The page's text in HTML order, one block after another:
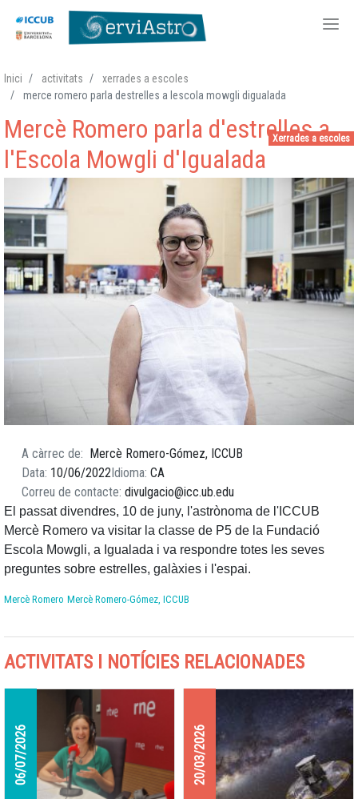
al
Inici activitats
xerrades a escoles
merce romero parla destrelles a lescola mowgli digualada
Xerrades a escoles
Mercè Romero parla d'estrelles a
l'Escola Mowgli d'Igualada
A càrrec de
Mercè Romero-Gómez, ICCUB
Data 10/06/2022 Idioma CA
Correu de contacte divulgacio@icc.ub.edu
El passat divendres, 10 de juny, l'astrònoma de l'ICCUB
Mercè Romero va visitar la classe de P5 de la Fundació
Escola Mowgli, a Igualada i va respondre totes les seves
preguntes sobre estrelles, galàxies i l'espai.
Mercè Romero Mercè Romero-Gómez, ICCUB
ACTIVITATS I NOTÍCIES RELACIONADES
06/07/2026 20/03/2026